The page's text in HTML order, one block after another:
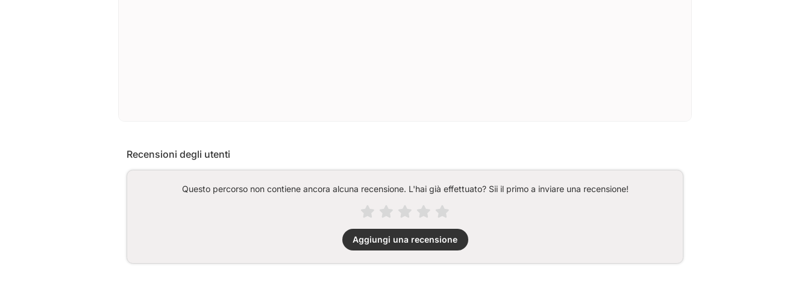
Recensioni degli utenti
Questo percorso non contiene ancora alcuna recensione. L'hai già effettuato? Sii il primo a inviare una recensione!
Aggiungi una recensione